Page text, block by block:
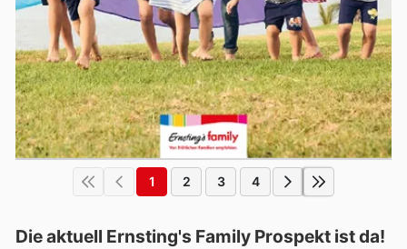
1 2 3 4
Die aktuell Ernsting's Family Prospekt ist da!